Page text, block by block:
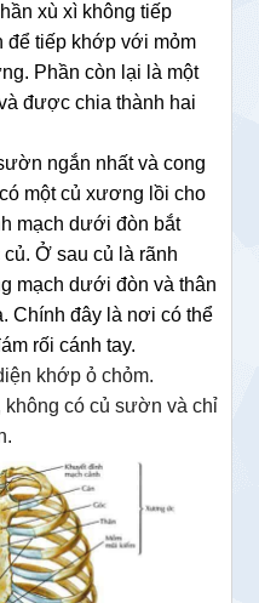
xù xì không tiếp
để tiếp khớp với mỏm
Phần còn lại là một
được chia thành hai
ngắn nhất và cong
một củ xương lồi cho
mạch dưới đòn bắt
Ở sau củ là rãnh
mạch dưới đòn và thân
Chính đây là nơi có thể
rối cánh tay.
khớp ỏ chỏm.
không có củ sườn và chỉ